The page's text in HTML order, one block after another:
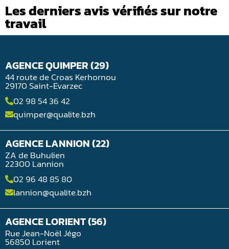
Les derniers avis vérifiés sur notre
travail
AGENCE QUIMPER (29)
44 route de Croas Kerhornou
29170 Saint-Evarzec
02 98 54 36 42
quimper@qualite.bzh
AGENCE LANNION (22)
ZA de Buhulien
22300 Lannion
02 96 48 85 80
lannion@qualite.bzh
AGENCE LORIENT (56)
Rue Jean-Noël Jégo
56850 Lorient